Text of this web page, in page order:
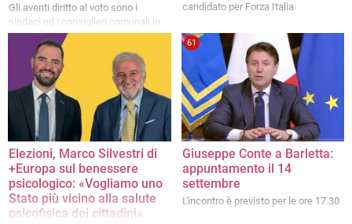
Gli aventi diritto al voto sono i
sindaci ed i consiglieri comunali in
carica nei comuni della provincia
candidato per Forza Italia
Elezioni, Marco Silvestri di
+Europa sul benessere
psicologico: «Vogliamo uno
Stato più vicino alla salute
psicofisica dei cittadini»
61
Giuseppe Conte a Barletta:
appuntamento il 14
settembre
L'incontro è previsto per le ore 17.30